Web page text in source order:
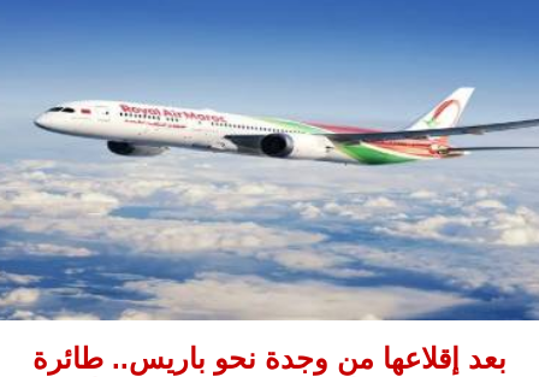
بعد إقلاعها من وجدة نحو باريس.. طائرة